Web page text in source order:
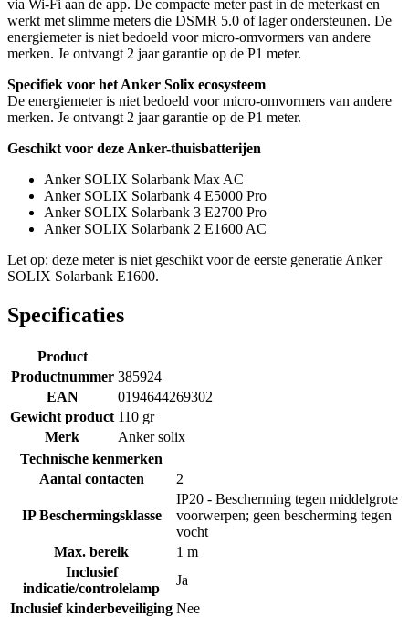
via Wi-Fi aan de app. De compacte meter past in de meterkast en
werkt met slimme meters die DSMR 5.0 of lager ondersteunen. De
energiemeter is niet bedoeld voor micro-omvormers van andere
merken. Je ontvangt 2 jaar garantie op de P1 meter.
Specifiek voor het Anker Solix ecosysteem
De energiemeter is niet bedoeld voor micro-omvormers van andere
merken. Je ontvangt 2 jaar garantie op de P1 meter.
Geschikt voor deze Anker-thuisbatterijen
Anker SOLIX Solarbank Max AC
Anker SOLIX Solarbank 4 E5000 Pro
Anker SOLIX Solarbank 3 E2700 Pro
Anker SOLIX Solarbank 2 E1600 AC
Let op: deze meter is niet geschikt voor de eerste generatie Anker
SOLIX Solarbank E1600.
Specificaties
Product
Productnummer 385924
EAN
0194644269302
Gewicht product 110 gr
Merk
Anker solix
Technische kenmerken
Aantal contacten
2
IP Beschermingsklasse
IP20 - Bescherming tegen middelgrote
voorwerpen; geen bescherming tegen
vocht
Max. bereik
1 m
Inclusief
indicatie/controlelamp
Ja
Inclusief kinderbeveiliging Nee